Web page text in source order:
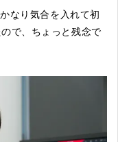
なり気合を入れて初
で、ちょっと残念で